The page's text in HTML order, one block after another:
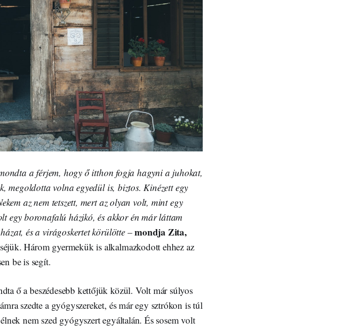
a férjem, hogy ő itthon fogja hagyni a juhokat,
megoldotta volna egyedül is, biztos. Kinézett egy
az nem tetszett, mert az olyan volt, mint egy
egy boronafalú házikó, és akkor én már láttam
és a virágoskertet körülötte–mondja Zita,
Három gyermekük is alkalmazkodott ehhez az
be is segít.
ő a beszédesebb kettőjük közül. Volt már súlyos
szedte a gyógyszereket, és már egy sztrókon is túl
nem szed gyógyszert egyáltalán. És sosem volt